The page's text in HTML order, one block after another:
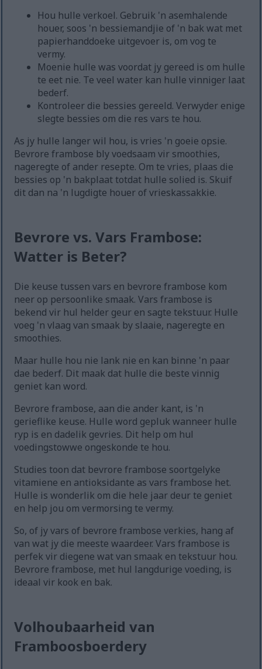
Hou hulle verkoel. Gebruik 'n asemhalende
houer, soos 'n bessiemandjie of 'n bak wat met
papierhanddoeke uitgevoer is, om vog te
vermy.
Moenie hulle was voordat jy gereed is om hulle
te eet nie. Te veel water kan hulle vinniger laat
bederf.
Kontroleer die bessies gereeld. Verwyder enige
slegte bessies om die res vars te hou.
As jy hulle langer wil hou, is vries 'n goeie opsie.
Bevrore frambose bly voedsaam vir smoothies,
nageregte of ander resepte. Om te vries, plaas die
bessies op 'n bakplaat totdat hulle solied is. Skuif
dit dan na 'n lugdigte houer of vrieskassakkie.
Bevrore vs. Vars Frambose:
Watter is Beter?
Die keuse tussen vars en bevrore frambose kom
neer op persoonlike smaak. Vars frambose is
bekend vir hul helder geur en sagte tekstuur. Hulle
voeg 'n vlaag van smaak by slaaie, nageregte en
smoothies.
Maar hulle hou nie lank nie en kan binne 'n paar
dae bederf. Dit maak dat hulle die beste vinnig
geniet kan word.
Bevrore frambose, aan die ander kant, is 'n
gerieflike keuse. Hulle word gepluk wanneer hulle
ryp is en dadelik gevries. Dit help om hul
voedingstowwe ongeskonde te hou.
Studies toon dat bevrore frambose soortgelyke
vitamiene en antioksidante as vars frambose het.
Hulle is wonderlik om die hele jaar deur te geniet
en help jou om vermorsing te vermy.
So, of jy vars of bevrore frambose verkies, hang af
van wat jy die meeste waardeer. Vars frambose is
perfek vir diegene wat van smaak en tekstuur hou.
Bevrore frambose, met hul langdurige voeding, is
ideaal vir kook en bak.
Volhoubaarheid van
Framboosboerdery